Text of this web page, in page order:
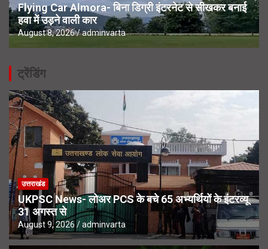
Flying Car Almora- बिना डिग्री इंटरनेट से सीखकर बनाई
हवा में उड़ने वाली कार
August 8, 2026 adminvarta
ट्रेंडिंग
उत्तराखंड
UKPSC News- लोअर PCS के बचे 65 अभ्यर्थियों के इंटरव्यू
31 अगस्त से
August 9, 2026 adminvarta